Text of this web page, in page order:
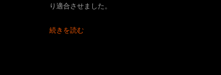
り適合させました。
続きを読む